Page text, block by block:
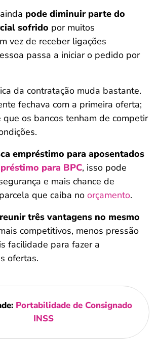
pode diminuir parte do
sofrido por muitos
vez de receber ligações
passa a iniciar o pedido por
da contratação muda bastante.
fechava com a primeira oferta;
que os bancos tenham de competir
empréstimo para aposentados
para BPC, isso pode
e mais chance de
que caiba no orçamento.
três vantagens no mesmo
competitivos, menos pressão
facilidade para fazer a
ofertas.
Portabilidade de Consignado
INSS